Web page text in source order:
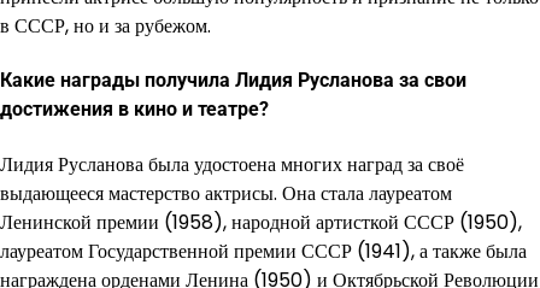
в СССР, но и за рубежом.
Какие награды получила Лидия Русланова за свои
достижения в кино и театре?
Лидия Русланова была удостоена многих наград за своё
выдающееся мастерство актрисы. Она стала лауреатом
Ленинской премии (1958), народной артисткой СССР (1950),
лауреатом Государственной премии СССР (1941), а также была
награждена орденами Ленина (1950) и Октябрьской Революции